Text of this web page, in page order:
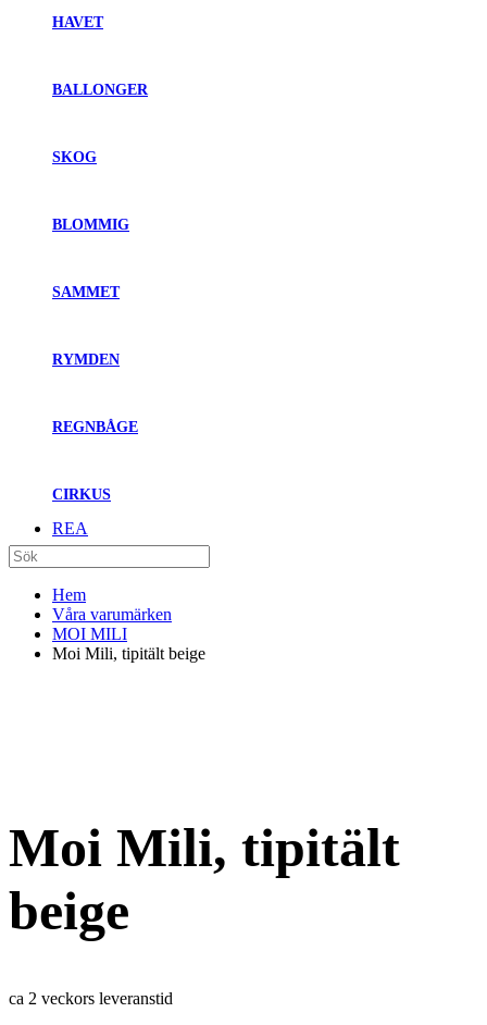
HAVET
BALLONGER
SKOG
BLOMMIG
SAMMET
RYMDEN
REGNBÅGE
CIRKUS
REA
Hem
Våra varumärken
MOI MILI
Moi Mili, tipitält beige
Moi Mili, tipitält
beige
ca 2 veckors leveranstid